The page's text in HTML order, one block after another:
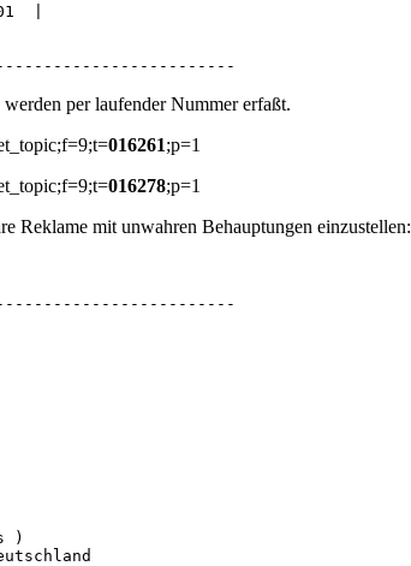
|
per laufender Nummer erfaßt.
016261;p=1
016278;p=1
Reklame mit unwahren Behauptungen einzustellen:
)